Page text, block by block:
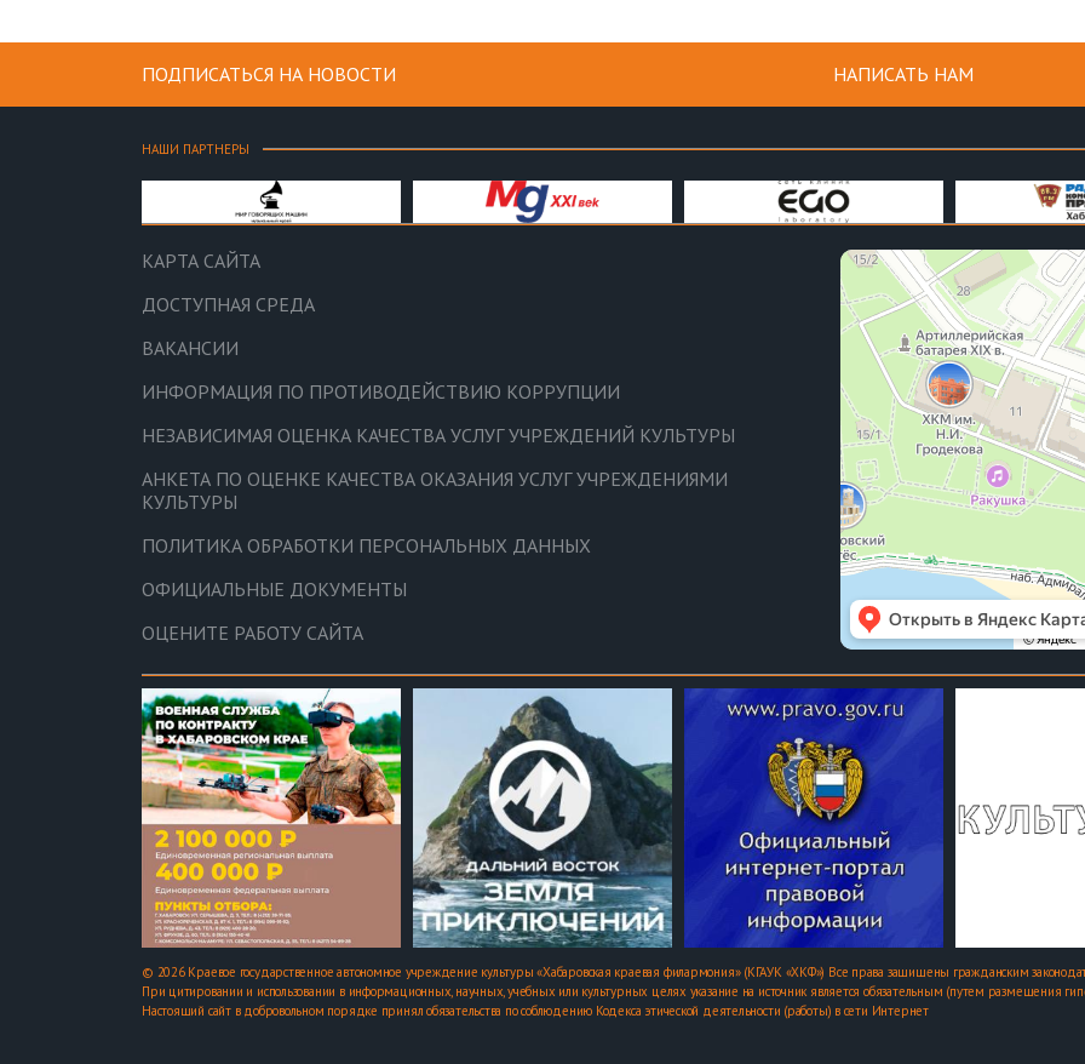
ПОДПИСАТЬСЯ НА НОВОСТИ НАПИСАТЬ НАМ
НАШИ ПАРТНЕРЫ
КАРТА САЙТА
ДОСТУПНАЯ СРЕДА
ВАКАНСИИ
ИНФОРМАЦИЯ ПО ПРОТИВОДЕЙСТВИЮ КОРРУПЦИИ
НЕЗАВИСИМАЯ ОЦЕНКА КАЧЕСТВА УСЛУГ УЧРЕЖДЕНИЙ КУЛЬТУРЫ
АНКЕТА ПО ОЦЕНКЕ КАЧЕСТВА ОКАЗАНИЯ УСЛУГ УЧРЕЖДЕНИЯМИ
КУЛЬТУРЫ
ПОЛИТИКА ОБРАБОТКИ ПЕРСОНАЛЬНЫХ ДАННЫХ
ОФИЦИАЛЬНЫЕ ДОКУМЕНТЫ
ОЦЕНИТЕ РАБОТУ САЙТА
© 2026 Краевое государственное автономное учреждение культуры «Хабаровская краевая филармония» (КГАУК «ХКФ») Все права защищены гражданским
При цитировании и использовании в информационных, научных, учебных или культурных целях указание на источник является обязательным (путем размещения
Настоящий сайт в добровольном порядке принял обязательства по соблюдению Кодекса этической деятельности (работы) в сети Интернет